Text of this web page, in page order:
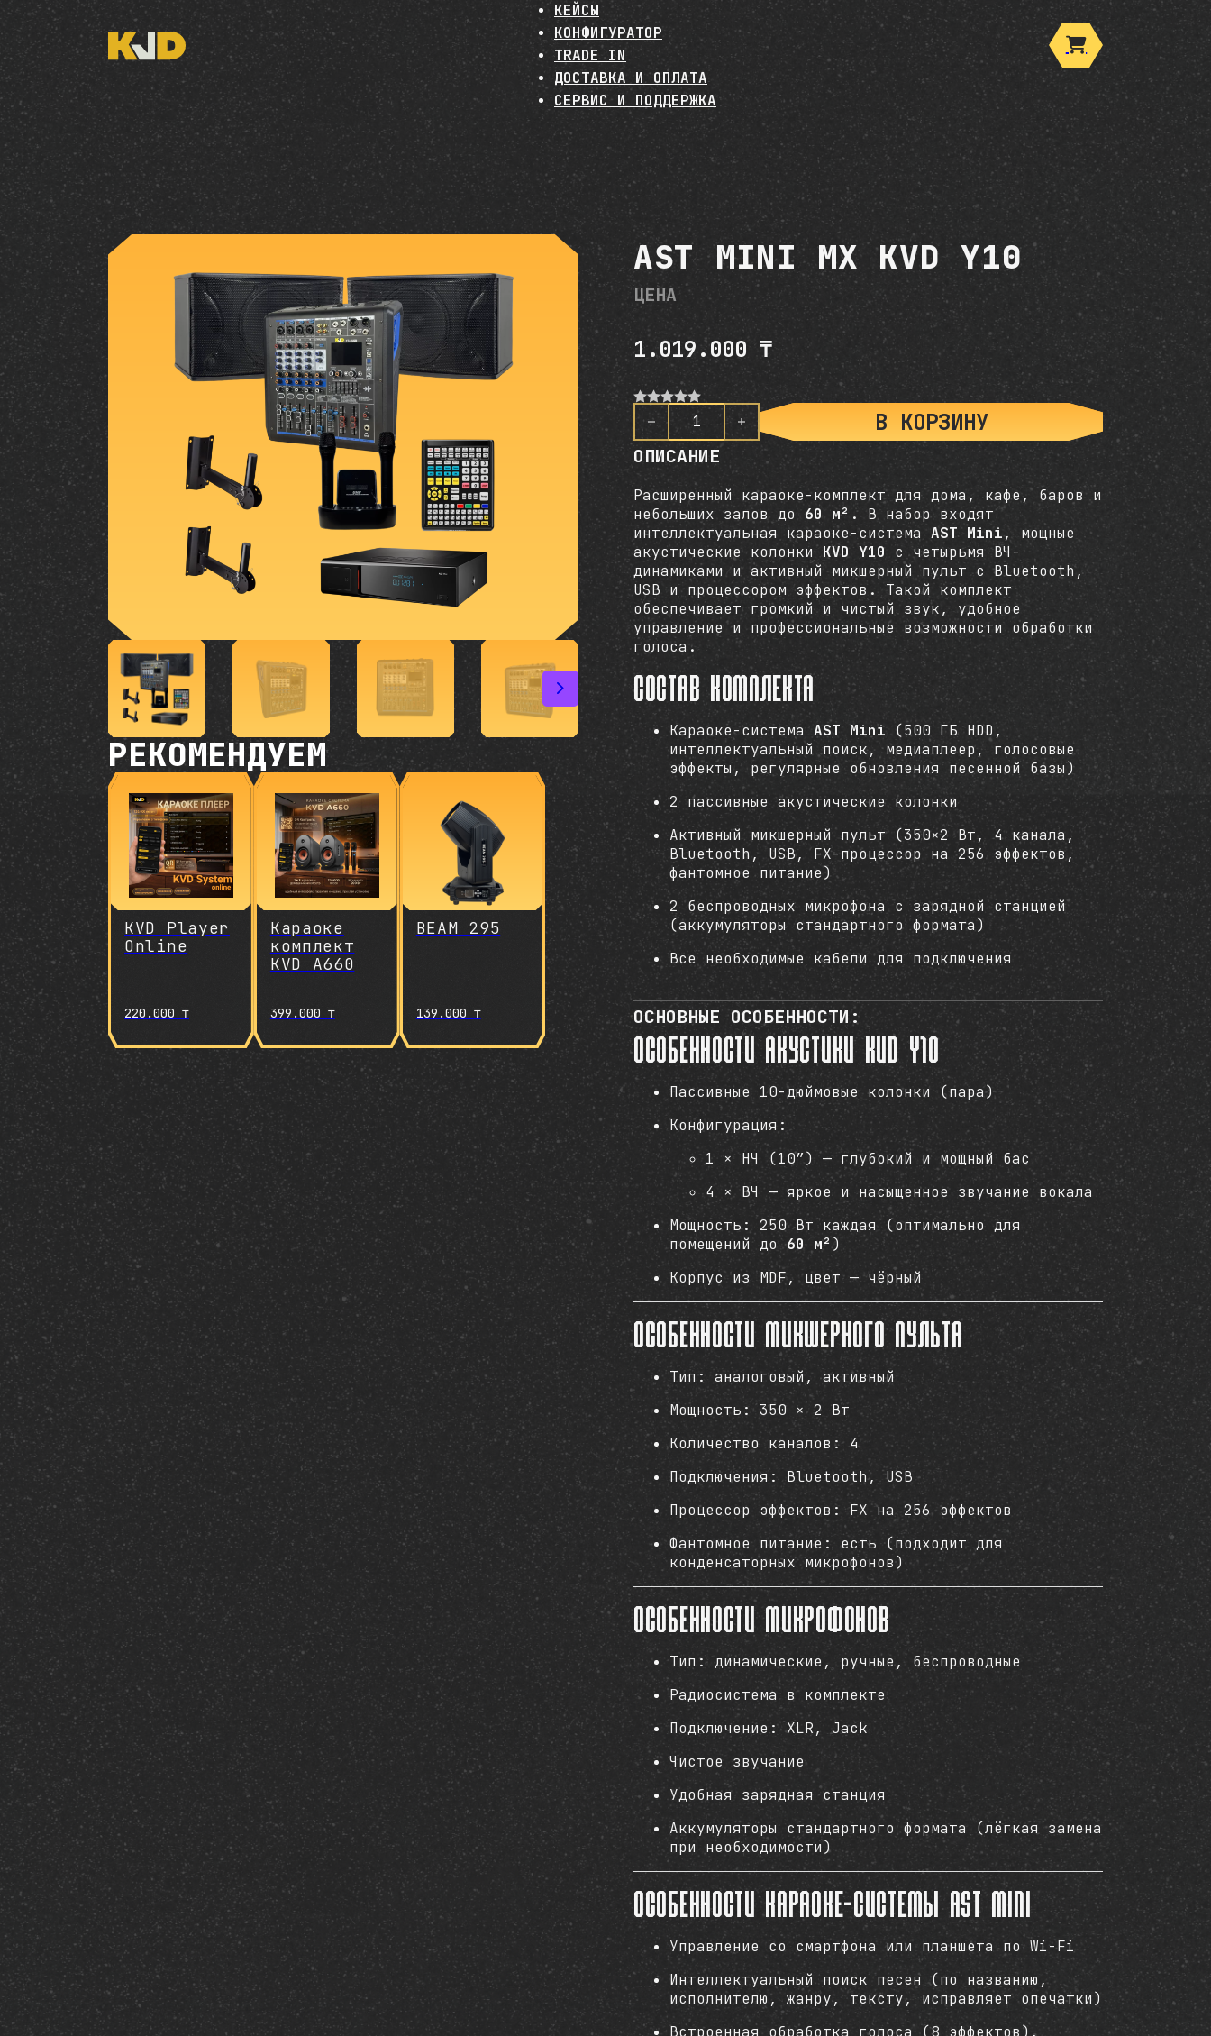
КЕЙСЫ
КОНФИГУРАТОР
TRADE IN
ДОСТАВКА И ОПЛАТА
СЕРВИС И ПОДДЕРЖКА
РЕКОМЕНДУЕМ
KVD Player
Online
220.000 ₸
Караоке
комплект
KVD A660
399.000 ₸
BEAM 295
139.000 ₸
AST MINI MX KVD Y10
ЦЕНА
1.019.000 ₸
е
н
к
0
и
з
5
Количество товара AST MINI MX KVD Y10В КОРЗИНУ
ОПИСАНИЕ
Расширенный караоке-комплект для дома, кафе, баров и
небольших залов до 60 м² . В набор входят
интеллектуальная караоке-система AST Mini, мощные
акустические колонки KVD Y10 с четырьмя ВЧ-
динамиками и активный микшерный пульт с Bluetooth,
USB и процессором эффектов. Такой комплект
обеспечивает громкий и чистый звук, удобное
управление и профессиональные возможности обработки
голоса.
Состав комплекта
Караоке-система AST Mini (500 ГБ HDD,
интеллектуальный поиск, медиаплеер, голосовые
эффекты, регулярные обновления песенной базы)
2 пассивные акустические колонки
Активный микшерный пульт (350×2 Вт, 4 канала,
Bluetooth, USB, FX-процессор на 256 эффектов,
фантомное питание)
2 беспроводных микрофона с зарядной станцией
(аккумуляторы стандартного формата)
Все необходимые кабели для подключения
ОСНОВНЫЕ ОСОБЕННОСТИ:
Особенности акустики KVD Y10
Пассивные 10-дюймовые колонки (пара)
Конфигурация:
1 × НЧ (10”) — глубокий и мощный бас
4 × ВЧ — яркое и насыщенное звучание вокала
Мощность: 250 Вт каждая (оптимально для
помещений до60 м²)
Корпус из MDF, цвет — чёрный
Особенности микшерного пульта
Тип: аналоговый, активный
Мощность: 350 × 2 Вт
Количество каналов: 4
Подключения: Bluetooth, USB
Процессор эффектов: FX на 256 эффектов
Фантомное питание: есть (подходит для
конденсаторных микрофонов)
Особенности микрофонов
Тип: динамические, ручные, беспроводные
Радиосистема в комплекте
Подключение: XLR, Jack
Чистое звучание
Удобная зарядная станция
Аккумуляторы стандартного формата (лёгкая замена
при необходимости)
Особенности караоке-системы AST Mini
Управление со смартфона или планшета по Wi-Fi
Интеллектуальный поиск песен (по названию,
исполнителю, жанру, тексту, исправляет опечатки)
Встроенная обработка голоса (8 эффектов),